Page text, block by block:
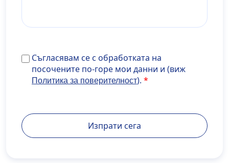
Съгласявам се с обработката на посочените по-
мои данни и (виж <a
href="https://www.develop.maisondidee.com/wiener-
поверителност</a>).
Съгласявам се с обработката на
посочените по-горе мои данни и (виж
Политика за поверителност).
Изпрати сега